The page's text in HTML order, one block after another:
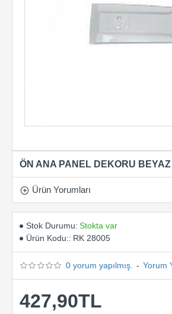
ÖN ANA PANEL DEKORU
Ürün Yorumları
Stok Durumu: Stokta var
Ürün Kodu:: RK 28005
0 yorum yapılmış. - Yorum
427,90TL